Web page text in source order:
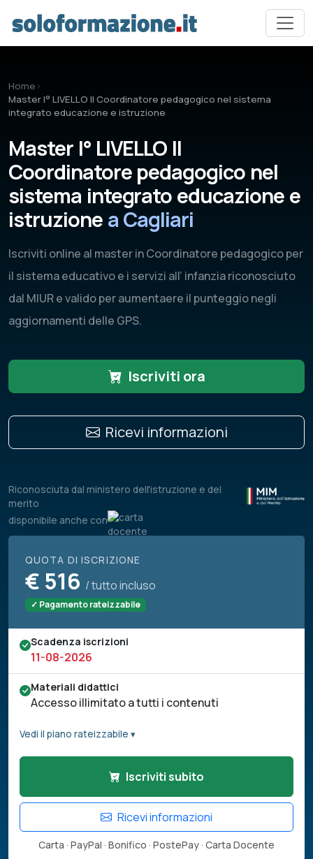
Home ›
Master I° LIVELLO Il Coordinatore pedagogico nel sistema
integrato educazione e istruzione
Master I° LIVELLO Il
Coordinatore pedagogico nel
sistema integrato educazione e
istruzione a Cagliari
Iscriviti online al master in Coordinatore pedagogico per
il sistema educativo e i servizi all’ infanzia riconosciuto
dal MIUR e valido per aumentaere il punteggio negli
aggiornamenti delle GPS.
Iscriviti ora
Ricevi informazioni
Riconosciuta dal ministero dell'istruzione e del
merito
disponibile anche con
QUOTA DI ISCRIZIONE
€ 516 / tutto incluso
✓ Pagamento rateizzabile
Scadenza iscrizioni
11-08-2026
Materiali didattici
Accesso illimitato a tutti i contenuti
Vedi il piano rateizzabile ▾
Iscriviti subito
Ricevi informazioni
Carta · PayPal · Bonifico · PostePay · Carta Docente